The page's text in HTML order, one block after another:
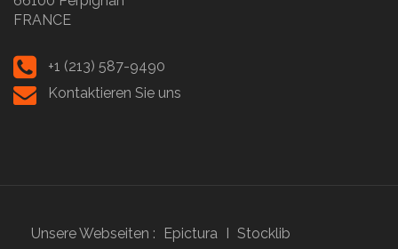
FRANCE
+1 (213) 587-9490
Kontaktieren Sie uns
Unsere Webseiten : Epictura I Stocklib